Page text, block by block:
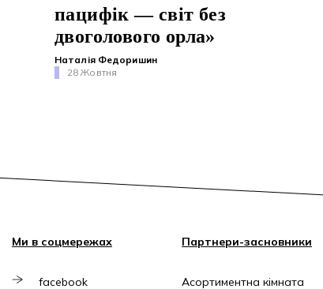
пацифік — світ без
двоголового орла»
Наталія Федоришин
28 Жовтня
Ми в соцмережах
facebook
Партнери-засновники
Асортиментна кімната